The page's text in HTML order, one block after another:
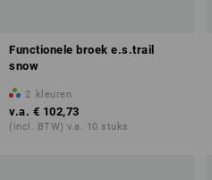
Functionele broek e.s.trail
snow
2 kleuren
v.a. € 102,73
(incl. BTW) v.a. 10 stuks